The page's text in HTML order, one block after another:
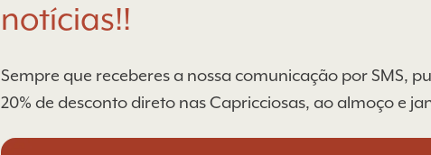
notícias!!
Sempre que receberes a nossa comunicação por SMS,
20% de desconto direto nas Capricciosas, ao almoço e